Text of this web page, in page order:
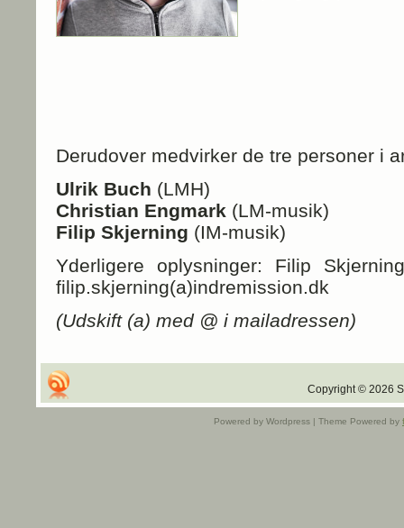
Derudover medvirker de tre personer i
Ulrik Buch (LMH)
Christian Engmark (LM-musik)
Filip Skjerning (IM-musik)
Yderligere oplysninger: Filip
filip.skjerning(a)indremission.dk
(Udskift (a) med @ i mailadressen)
Copyright © 2026
Powered by Wordpress | Theme Powered by